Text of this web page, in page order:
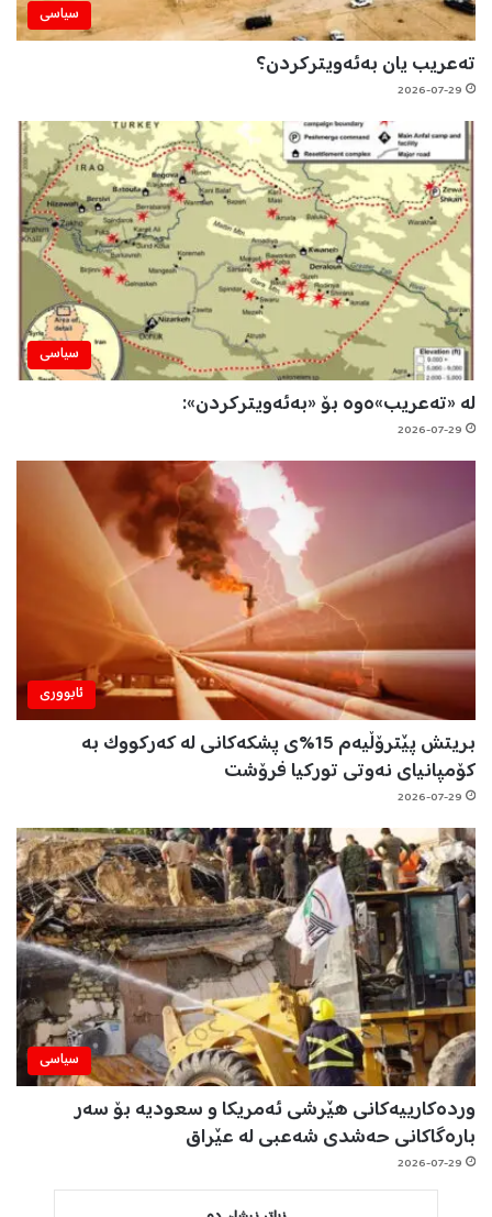
سیاسی
تەعریب یان بەئەویترکردن؟
2026-07-29
سیاسی
لە «تەعریب»ەوە بۆ «بەئەویترکردن»:
2026-07-29
ئابووری
بریتش پێترۆڵیەم 15%ی پشکەکانی لە کەرکووک بە
کۆمپانیای نەوتی تورکیا فرۆشت
2026-07-29
سیاسی
وردەکارییەکانی هێرشی ئەمریکا و سعودیە بۆ سەر
بارەگاکانی حەشدی شەعبی لە عێراق
2026-07-29